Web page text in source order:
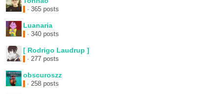
· 365 posts
Luanaria
· 340 posts
[ Rodrigo Laudrup ]
· 277 posts
obscuroszz
· 258 posts